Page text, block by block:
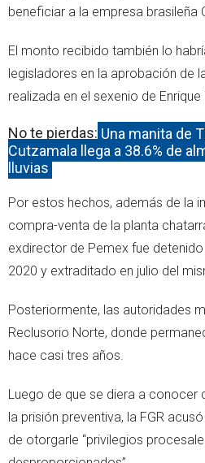
beneficiar a la empresa brasileña
El monto recibido también lo
legisladores en la aprobación de
realizada en el sexenio de
No te pierdas: Una manita de
Cutzamala llega a 38.6% de
lluvias
Por estos hechos, además de la
compra-venta de la planta
exdirector de Pemex fue
2020 y extraditado en julio del
Posteriormente, las autoridades
Reclusorio Norte, donde
hace casi tres años.
Luego de que se diera a conocer
la prisión preventiva, la FGR
de otorgarle “privilegios